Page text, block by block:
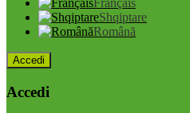
Français
Shqiptare
Română
Accedi
Accedi